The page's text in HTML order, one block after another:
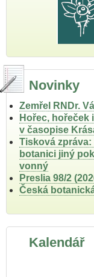
Novinky
Zemřel RNDr.
Hořec,
v časopise
Tisková
botanici jiný
vonný
Preslia 98/2
Česká
Kalendář